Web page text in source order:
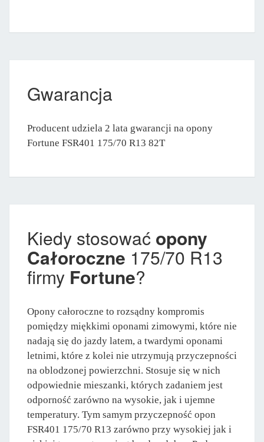
Gwarancja
Producent udziela 2 lata gwarancji na opony
Fortune FSR401 175/70 R13 82T
Kiedy stosować opony
Całoroczne 175/70 R13
firmy Fortune?
Opony całoroczne to rozsądny kompromis
pomiędzy miękkimi oponami zimowymi, które nie
nadają się do jazdy latem, a twardymi oponami
letnimi, które z kolei nie utrzymują przyczepności
na oblodzonej powierzchni. Stosuje się w nich
odpowiednie mieszanki, których zadaniem jest
odporność zarówno na wysokie, jak i ujemne
temperatury. Tym samym przyczepność opon
FSR401 175/70 R13 zarówno przy wysokiej jak i